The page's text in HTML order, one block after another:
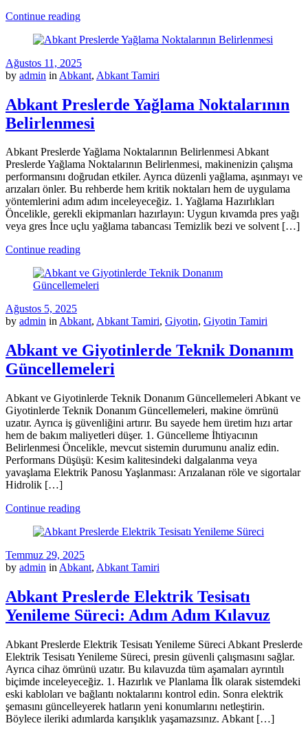
Continue reading
Ağustos 11, 2025
by admin in Abkant, Abkant Tamiri
Abkant Preslerde Yağlama Noktalarının
Belirlenmesi
Abkant Preslerde Yağlama Noktalarının Belirlenmesi Abkant
Preslerde Yağlama Noktalarının Belirlenmesi, makinenizin çalışma
performansını doğrudan etkiler. Ayrıca düzenli yağlama, aşınmayı ve
arızaları önler. Bu rehberde hem kritik noktaları hem de uygulama
yöntemlerini adım adım inceleyeceğiz. 1. Yağlama Hazırlıkları
Öncelikle, gerekli ekipmanları hazırlayın: Uygun kıvamda pres yağı
veya gres İnce uçlu yağlama tabancası Temizlik bezi ve solvent […]
Continue reading
Ağustos 5, 2025
by admin inAbkant, Abkant Tamiri, Giyotin, Giyotin Tamiri
Abkant ve Giyotinlerde Teknik Donanım
Güncellemeleri
Abkant ve Giyotinlerde Teknik Donanım Güncellemeleri Abkant ve
Giyotinlerde Teknik Donanım Güncellemeleri, makine ömrünü
uzatır. Ayrıca iş güvenliğini artırır. Bu sayede hem üretim hızı artar
hem de bakım maliyetleri düşer. 1. Güncelleme İhtiyacının
Belirlenmesi Öncelikle, mevcut sistemin durumunu analiz edin.
Performans Düşüşü: Kesim kalitesindeki dalgalanma veya
yavaşlama Elektrik Panosu Yaşlanması: Arızalanan röle ve sigortalar
Hidrolik […]
Continue reading
Temmuz 29, 2025
by admin in Abkant, Abkant Tamiri
Abkant Preslerde Elektrik Tesisatı
Yenileme Süreci: Adım Adım Kılavuz
Abkant Preslerde Elektrik Tesisatı Yenileme Süreci Abkant Preslerde
Elektrik Tesisatı Yenileme Süreci, presin güvenli çalışmasını sağlar.
Ayrıca cihaz ömrünü uzatır. Bu kılavuzda tüm aşamaları ayrıntılı
biçimde inceleyeceğiz. 1. Hazırlık ve Planlama İlk olarak sistemdeki
eski kabloları ve bağlantı noktalarını kontrol edin. Sonra elektrik
şemasını güncelleyerek hatların yeni konumlarını netleştirin.
Böylece ileriki adımlarda karışıklık yaşamazsınız. Abkant […]